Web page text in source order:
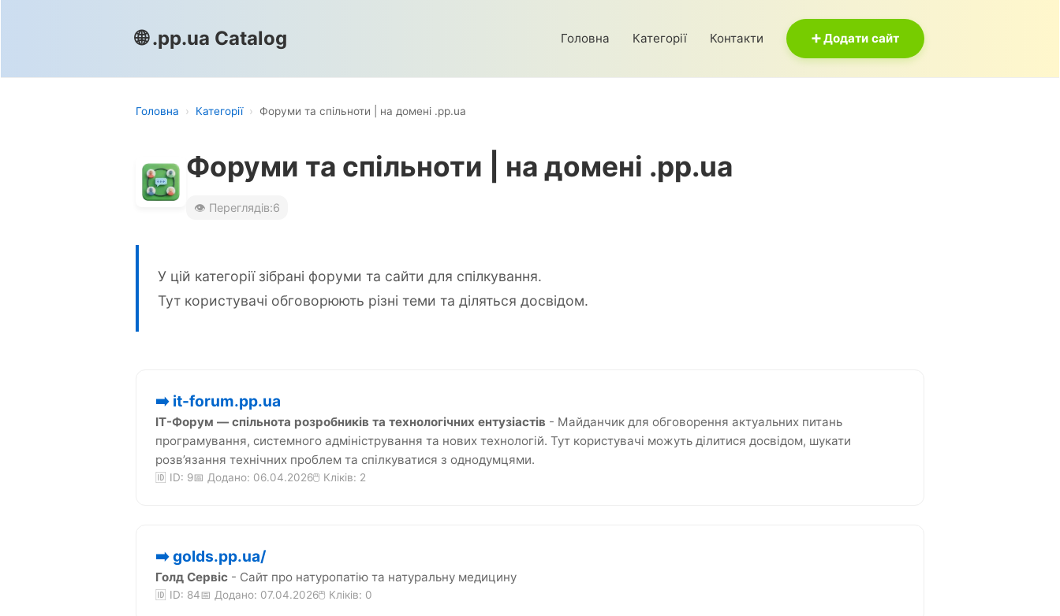
🌐 .pp.ua Catalog Головна Категорії Контакти ➕ Додати сайт
Головна › Категорії › Форуми та спільноти | на домені .pp.ua
Форуми та спільноти | на домені .pp.ua
👁️ Переглядів:6
У цій категорії зібрані форуми та сайти для спілкування.
Тут користувачі обговорюють різні теми та діляться досвідом.
➡️ it-forum.pp.ua
IT-Форум — спільнота розробників та технологічних ентузіастів - Майданчик для обговорення актуальних питань
програмування, системного адміністрування та нових технологій. Тут користувачі можуть ділитися досвідом, шукати
розв’язання технічних проблем та спілкуватися з однодумцями.
🆔 ID: 9📅 Додано: 06.04.2026🖱️ Кліків: 2
➡️ golds.pp.ua/
Голд Сервіс - Сайт про натуропатію та натуральну медицину
🆔 ID: 84📅 Додано: 07.04.2026🖱️ Кліків: 0